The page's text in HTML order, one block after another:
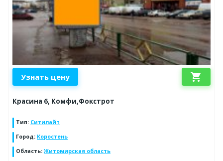
Узнать цену shopping_cart
Красина 6, Комфи,Фокстрот
Тип: Ситилайт
Город: Коростень
Область: Житомирская область